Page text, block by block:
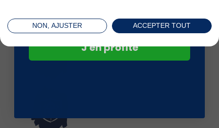
Satisfait ou remboursé
ACCEPTER TOUT
NON, AJUSTER
J'en profite